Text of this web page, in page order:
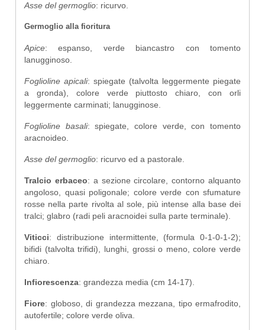
Asse del germoglio: ricurvo.
Germoglio alla fioritura
Apice: espanso, verde biancastro con tomento
lanugginoso.
Foglioline apicali: spiegate (talvolta leggermente piegate
a gronda), colore verde piuttosto chiaro, con orli
leggermente carminati; lanugginose.
Foglioline basali: spiegate, colore verde, con tomento
aracnoideo.
Asse del germoglio: ricurvo ed a pastorale.
Tralcio erbaceo: a sezione circolare, contorno alquanto
angoloso, quasi poligonale; colore verde con sfumature
rosse nella parte rivolta al sole, più intense alla base dei
tralci; glabro (radi peli aracnoidei sulla parte terminale).
Viticci: distribuzione intermittente, (formula 0-1-0-1-2);
bifidi (talvolta trifidi), lunghi, grossi o meno, colore verde
chiaro.
Infiorescenza: grandezza media (cm 14-17).
Fiore: globoso, di grandezza mezzana, tipo ermafrodito,
autofertile; colore verde oliva.